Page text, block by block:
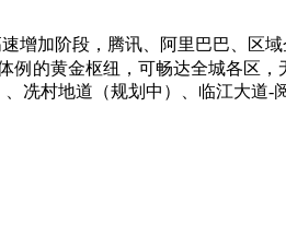
增加阶段，腾讯、阿里巴巴、区
例的黄金枢纽，可畅达全城各区，
冼村地道（规划中）、临江大道-